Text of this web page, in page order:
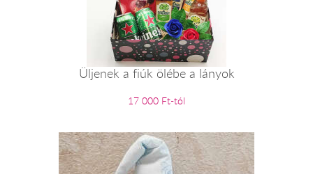
Üljenek a fiúk ölébe a lányok
17 000 Ft-tól